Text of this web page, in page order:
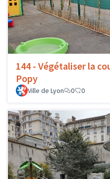
144 - Végétaliser la
Popy
Ville de Lyon 0 0